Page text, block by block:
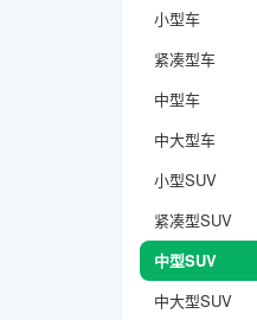
小型车
紧凑型车
中型车
中大型车
小型SUV
紧凑型SUV
中型SUV
中大型SUV